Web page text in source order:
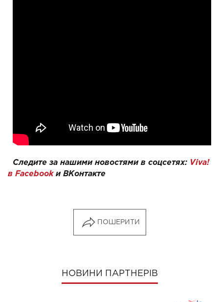
Следите за нашими новостями в соцсетях: Viva!
в Facebookи ВКонтакте
ПОШЕРИТИ
НОВИНИ ПАРТНЕРІВ